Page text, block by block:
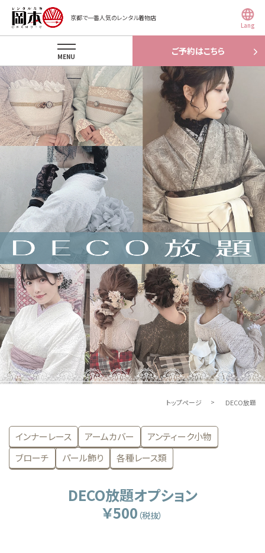
京都で一番人気のレンタル着物店
Lang
ご予約はこちら
MENU
トップページ DECO放題
インナーレース アームカバー
アンティーク小物
ブローチ
パール飾り 各種レース類
DECO放題オプション
￥500 （税抜）